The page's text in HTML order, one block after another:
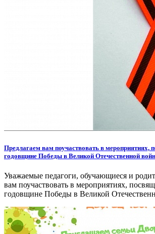
Предлагаем вам поучаствовать в мероприятиях,
годовщине Победы в Великой Отечественной
Уважаемые педагоги, обучающиеся и
вам поучаствовать в мероприятиях,
годовщине Победы в Великой